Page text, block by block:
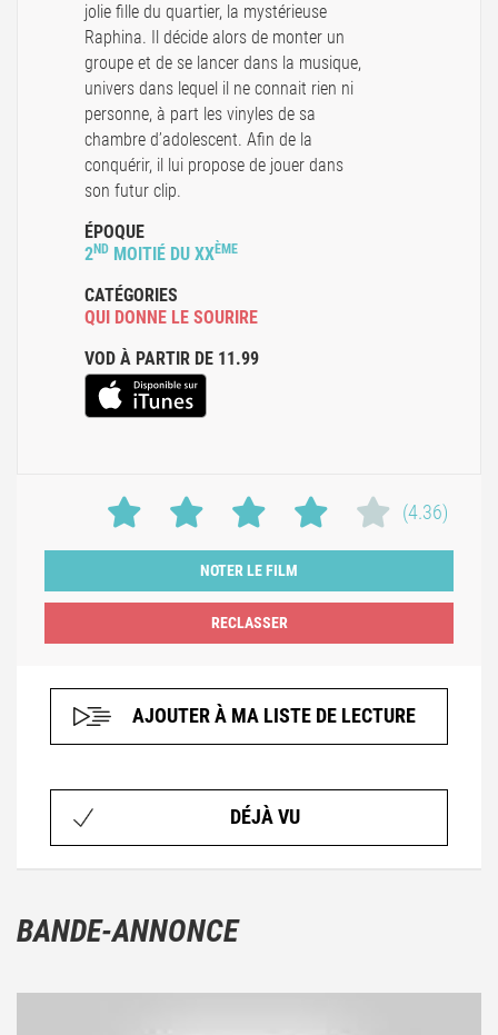
jolie fille du quartier, la mystérieuse
Raphina. Il décide alors de monter un
groupe et de se lancer dans la musique,
univers dans lequel il ne connait rien ni
personne, à part les vinyles de sa
chambre d’adolescent. Afin de la
conquérir, il lui propose de jouer dans
son futur clip.
ÉPOQUE
2ND MOITIÉ DU XXÈME
CATÉGORIES
QUI DONNE LE SOURIRE
VOD À PARTIR DE 11.99
(4.36)
NOTER LE FILM
AJOUTER À MA LISTE DE LECTURE
DÉJÀ VU
BANDE-ANNONCE